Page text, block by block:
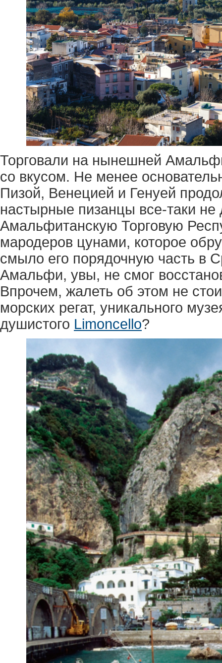
Торговали на нынешней
со вкусом. Не менее
Пизой, Венецией и Генуей
настырные пизанцы все-таки не
Амальфитанскую Торговую
мародеров цунами, которое
смыло его порядочную часть в
Амальфи, увы, не смог
Впрочем, жалеть об этом не
морских регат, уникального
душистого Limoncello?